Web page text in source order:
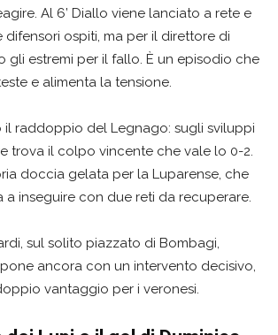
Al 6’ Diallo viene lanciato a rete e
ospiti, ma per il direttore di
gli estremi per il fallo. È un episodio che
e alimenta la tensione.
il raddoppio del Legnago: sugli sviluppi
trova il colpo vincente che vale lo 0-2.
doccia gelata per la Luparense, che
a inseguire con due reti da recuperare.
sul solito piazzato di Bombagi,
ancora con un intervento decisivo,
vantaggio per i veronesi.